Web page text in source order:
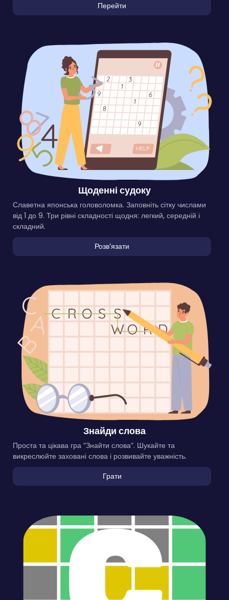
Перейти
Щоденні судоку
Славетна японська головоломка. Заповніть сітку числами
від 1 до 9. Три рівні складності щодня: легкий, середній і
складний.
Розвʼязати
Знайди слова
Проста та цікава гра “Знайти слова”. Шукайте та
викреслюйте заховані слова і розвивайте уважність.
Грати